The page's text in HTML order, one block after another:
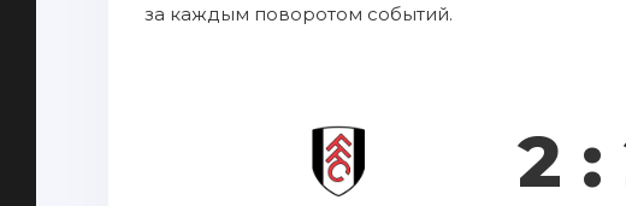
за каждым поворотом событий.
2 :